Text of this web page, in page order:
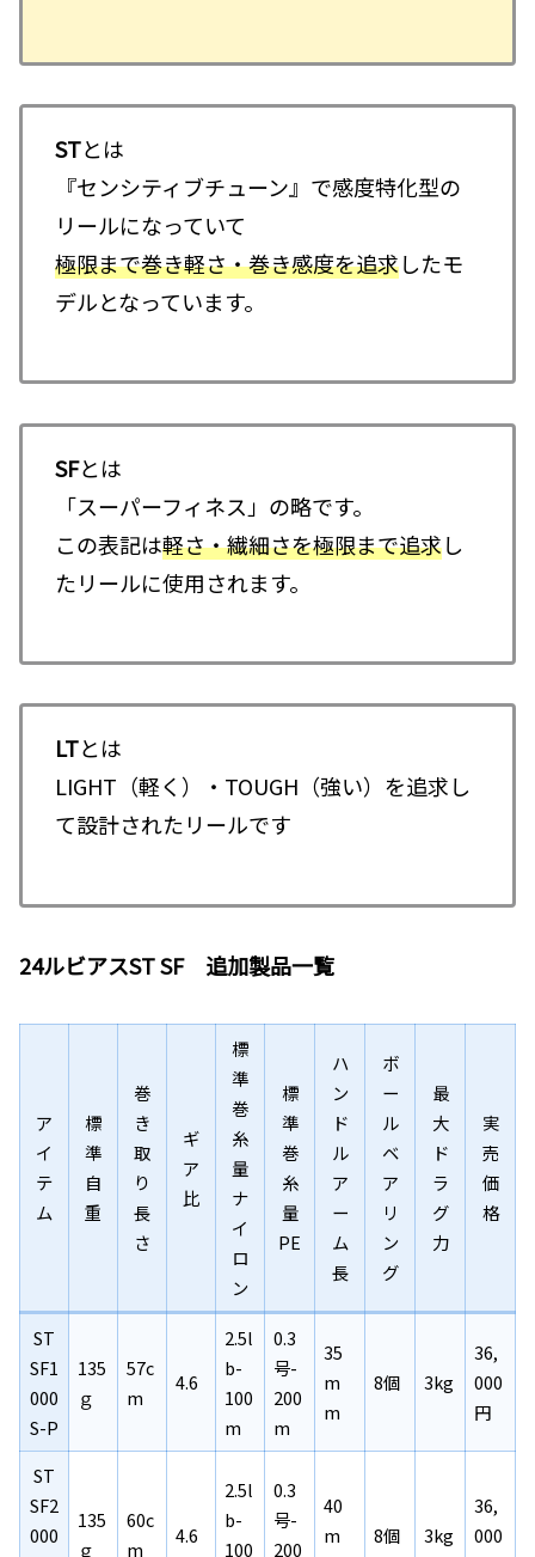
STとは
『センシティブチューン』で感度特化型の
リールになっていて
極限まで巻き軽さ・巻き感度を追求したモ
デルとなっています。
SFとは
「スーパーフィネス」の略です。
この表記は軽さ・繊細さを極限まで追求し
たリールに使用されます。
LTとは
LIGHT（軽く）・TOUGH（強い）を追求し
て設計されたリールです
24ルビアスST SF 追加製品一覧
ア
イ
テ
ム
標
準
自
重
巻
き
取
り
長
さ
ギ
ア
比
標
準
巻
糸
量
ナ
イ
ロ
ン
標
準
巻
糸
量
PE
ハ
ン
ド
ル
ア
ー
ム
長
ボ
ー
ル
ベ
ア
リ
ン
グ
最
大
ド
ラ
グ
力
実
売
価
格
ST
SF1
000
S-P
135
ｇ
57c
m
4.6
2.5l
b-
100
m
0.3
号-
200
m
35
m
m
8個 3kg
36,
000
円
ST
SF2
000
135
ｇ
60c
m
4.6
2.5l
b-
100
0.3
号-
200
40
m
8個 3kg
36,
000